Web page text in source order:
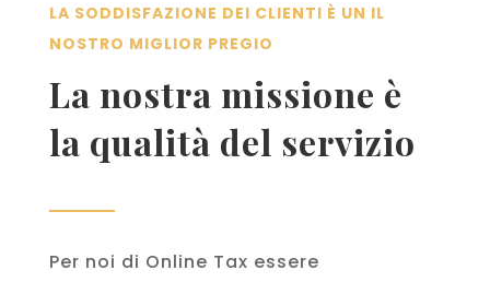
LA SODDISFAZIONE DEI CLIENTI È UN IL
NOSTRO MIGLIOR PREGIO
La nostra missione è
la qualità del servizio
Per noi di Online Tax essere